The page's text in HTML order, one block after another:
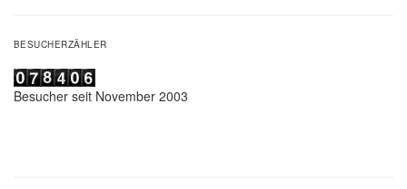
BESUCHERZÄHLER
Besucher seit November 2003